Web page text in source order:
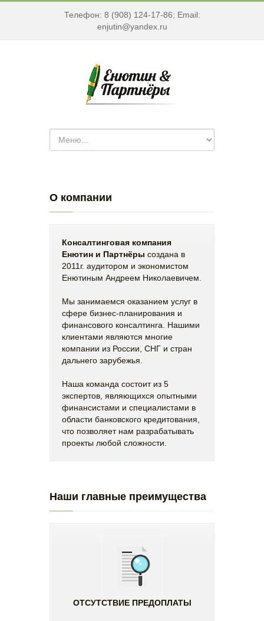
Телефон: 8 (908) 124-17-86; Email:
enjutin@yandex.ru
О компании
Консалтинговая компания
Енютин и Партнёры создана в
2011г. аудитором и экономистом
Енютиным Андреем Николаевичем.
Мы занимаемся оказанием услуг в
сфере бизнес-планирования и
финансового консалтинга. Нашими
клиентами являются многие
компании из России, СНГ и стран
дальнего зарубежья.
Наша команда состоит из 5
экспертов, являющихся опытными
финансистами и специалистами в
области банковского кредитования,
что позволяет нам разрабатывать
проекты любой сложности.
Наши главные преимущества
ОТСУТСТВИЕ ПРЕДОПЛАТЫ